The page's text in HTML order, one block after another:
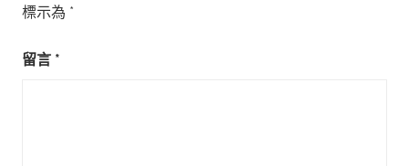
標示為 *
留言 *